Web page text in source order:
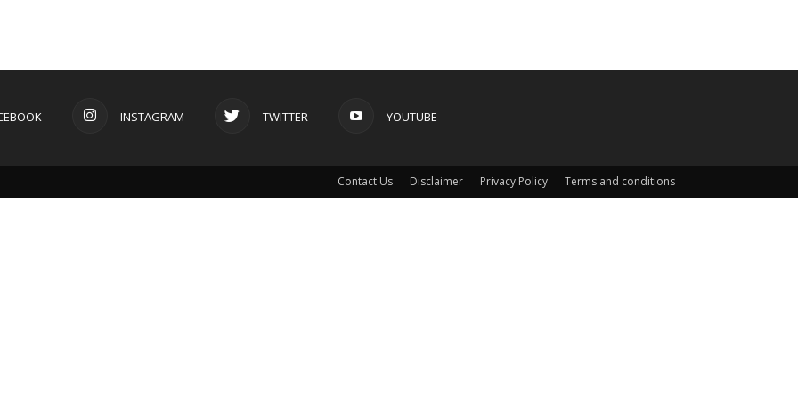
INSTAGRAM TWITTER YOUTUBE
Contact Us Disclaimer Privacy Policy Terms and conditions